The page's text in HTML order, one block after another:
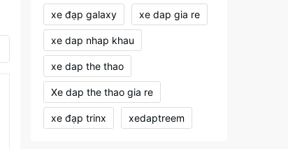
xe đạp galaxy xe dap gia re
xe dap nhap khau
xe dap the thao
Xe dap the thao gia re
xe đạp trinx xedaptreem